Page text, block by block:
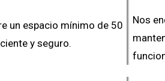
un espacio mínimo de 50
y seguro.
Nos